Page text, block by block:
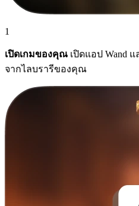
1
เปิดเกมของคุณ เปิดแอป Wand แ
จากไลบรารีของคุณ